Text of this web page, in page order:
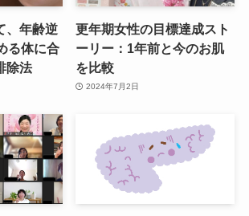
、年齢逆
る体に合
除法
更年期女性の目標達成スト
ーリー：1年前と今のお肌
を比較
2024年7月2日